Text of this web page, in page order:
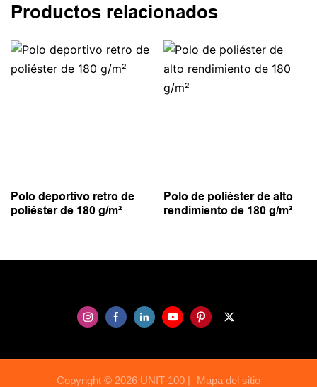
Productos relacionados
Polo deportivo retro de
poliéster de 180 g/m²
Polo de poliéster de alto
rendimiento de 180 g/m²
Copyright © 2026 UNIT-100 | Mapa del sitio